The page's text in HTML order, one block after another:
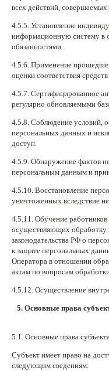
всех действий,
4.5.5. Установление
информационную систему в
обязанностями.
4.5.6. Применение
оценки соответствия
4.5.7. Сертифицированное
регулярно обновляемыми
4.5.8. Соблюдение условий,
персональных данных и
доступ.
4.5.9. Обнаружение фактов
персональным данным и
4.5.10. Восстановление
уничтоженных вследствие
4.5.11. Обучение
осуществляющих
законодательства РФ о
к защите персональных
Оператора в отношении
актам по вопросам
4.5.12. Осуществление
5. Основные права
5.1. Основные права
Субъект имеет право на
следующим сведениям: